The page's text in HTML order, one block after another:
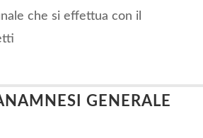
che si effettua con il
GENERALE